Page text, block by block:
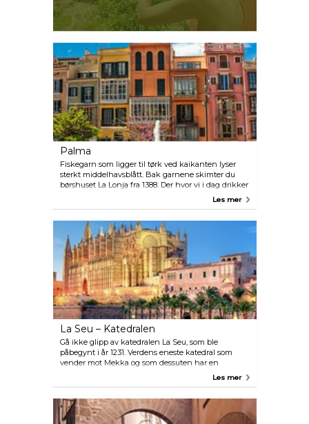
Palma
Fiskegarn som ligger til tørk ved kaikanten lyser
sterkt middelhavsblått. Bak garnene skimter du
børshuset La Lonja fra 1388. Der hvor vi i dag drikker
kaffe, drev Middelhavsområdet sin største handel i
navn på Palma ga navn til hele øya – Medina
Mayurka.
Les mer
La Seu – Katedralen
Gå ikke glipp av katedralen La Seu, som ble
påbegynt i år 1231. Verdens eneste katedral som
vender mot Mekka og som dessuten har en
fantastisk Gaudí-baldakin. Kong Jaume l. brukte en
Les mer